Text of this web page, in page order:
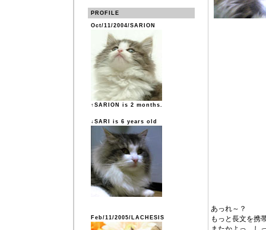
PROFILE
Oct/11/2004/SARION
↑SARION is 2 months.
↓SARI is 6 years old
Feb/11/2005/LACHESIS
あっれ～？
もっと長文を携